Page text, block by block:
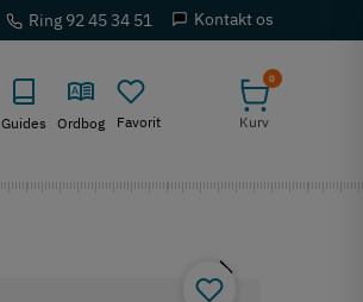
Ring 92 45 34 51 Kontakt os
Guides Ordbog Favorit
0
Kurv